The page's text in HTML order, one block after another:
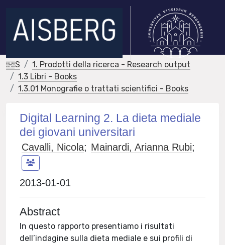
IRIS
1. Prodotti della ricerca - Research output
1.3 Libri - Books
1.3.01 Monografie o trattati scientifici - Books
Digital Learning 2. La dieta mediale
dei giovani universitari
Cavalli, Nicola; Mainardi, Arianna Rubi;
2013-01-01
Abstract
In questo rapporto presentiamo i risultati
dell’indagine sulla dieta mediale e sui profili di